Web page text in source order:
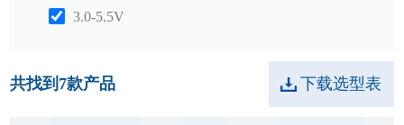
3.0-5.5V
0.1 uA
共找到 7款产品 下载选型表